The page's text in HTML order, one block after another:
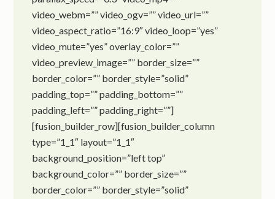
video_webm=”” video_ogv=”” video_url=””
video_aspect_ratio=”16:9″ video_loop=”yes”
video_mute=”yes” overlay_color=””
video_preview_image=”” border_size=””
border_color=”” border_style=”solid”
padding_top=”” padding_bottom=””
padding_left=”” padding_right=””]
[fusion_builder_row][fusion_builder_column
type=”1_1″ layout=”1_1″
background_position=”left top”
background_color=”” border_size=””
border_color=”” border_style=”solid”